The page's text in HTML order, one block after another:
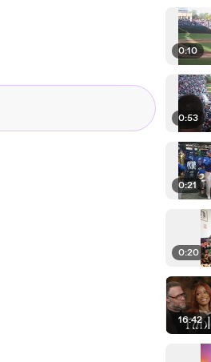
0:10
0:53
0:21
0:20
16:42